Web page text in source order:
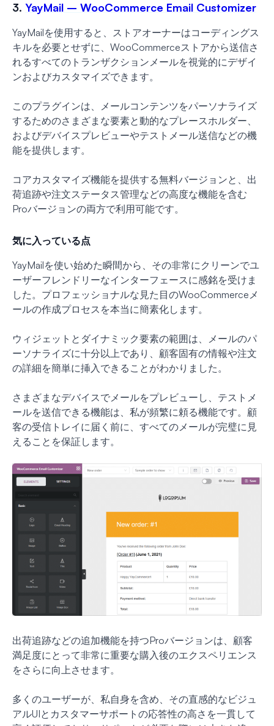
3. YayMail – WooCommerce Email Customizer
YayMailを使用すると、ストアオーナーはコーディングス
キルを必要とせずに、WooCommerceストアから送信さ
れるすべてのトランザクションメールを視覚的にデザイ
ンおよびカスタマイズできます。
このプラグインは、メールコンテンツをパーソナライズ
するためのさまざまな要素と動的なプレースホルダー、
およびデバイスプレビューやテストメール送信などの機
能を提供します。
コアカスタマイズ機能を提供する無料バージョンと、出
荷追跡や注文ステータス管理などの高度な機能を含む
Proバージョンの両方で利用可能です。
気に入っている点
YayMailを使い始めた瞬間から、その非常にクリーンでユ
ーザーフレンドリーなインターフェースに感銘を受けま
した。プロフェッショナルな見た目のWooCommerceメ
ールの作成プロセスを本当に簡素化します。
ウィジェットとダイナミック要素の範囲は、メールのパ
ーソナライズに十分以上であり、顧客固有の情報や注文
の詳細を簡単に挿入できることがわかりました。
さまざまなデバイスでメールをプレビューし、テストメ
ールを送信できる機能は、私が頻繁に頼る機能です。顧
客の受信トレイに届く前に、すべてのメールが完璧に見
えることを保証します。
出荷追跡などの追加機能を持つProバージョンは、顧客
満足度にとって非常に重要な購入後のエクスペリエンス
をさらに向上させます。
多くのユーザーが、私自身を含め、その直感的なビジュ
アルUIとカスタマーサポートの応答性の高さを一貫して